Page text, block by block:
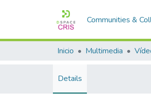
Communities &
Inicio Multimedia
Details